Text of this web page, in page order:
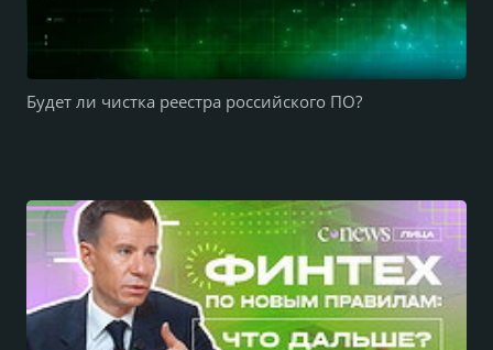
Будет ли чистка реестра российского ПО?